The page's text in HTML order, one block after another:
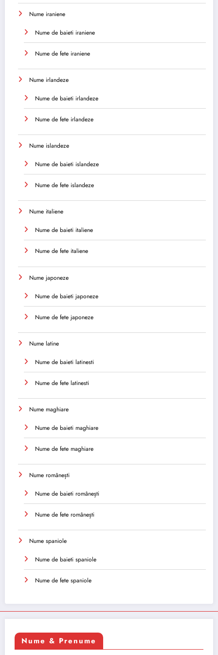
Nume iraniene
Nume de baieti iraniene
Nume de fete iraniene
Nume irlandeze
Nume de baieti irlandeze
Nume de fete irlandeze
Nume islandeze
Nume de baieti islandeze
Nume de fete islandeze
Nume italiene
Nume de baieti italiene
Nume de fete italiene
Nume japoneze
Nume de baieti japoneze
Nume de fete japoneze
Nume latine
Nume de baieti latinesti
Nume de fete latinesti
Nume maghiare
Nume de baieti maghiare
Nume de fete maghiare
Nume românești
Nume de baieti românești
Nume de fete românești
Nume spaniole
Nume de baieti spaniole
Nume de fete spaniole
Nume & Prenume